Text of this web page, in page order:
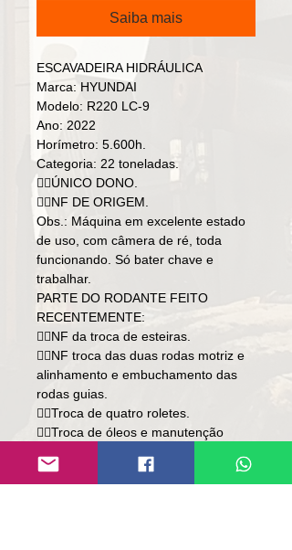
Saiba mais
ESCAVADEIRA HIDRÁULICA
Marca: HYUNDAI
Modelo: R220 LC-9
Ano: 2022
Horímetro: 5.600h.
Categoria: 22 toneladas.
👉🏻ÚNICO DONO.
👉🏻NF DE ORIGEM.
Obs.: Máquina em excelente estado
de uso, com câmera de ré, toda
funcionando. Só bater chave e
trabalhar.
PARTE DO RODANTE FEITO
RECENTEMENTE:
👉🏻NF da troca de esteiras.
👉🏻NF troca das duas rodas motriz e
alinhamento e embuchamento das
rodas guias.
👉🏻Troca de quatro roletes.
👉🏻Troca de óleos e manutenção
período.